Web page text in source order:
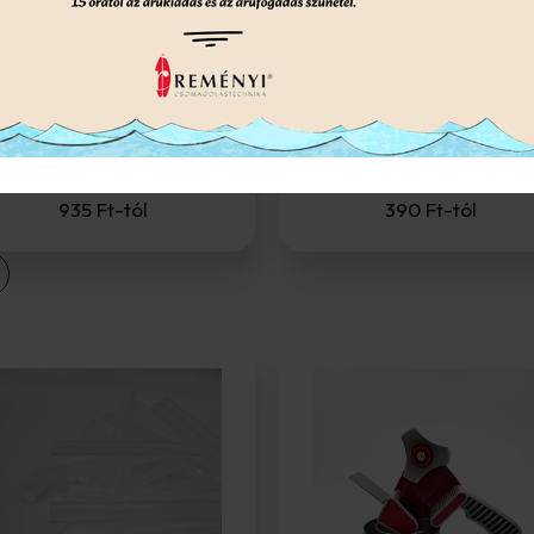
szálerősített szalag
szálerősített ragasztószalagok
935 Ft-tól
ragasztószalagok
A tasakzáró ragasztószalagok
390 Ft-tól